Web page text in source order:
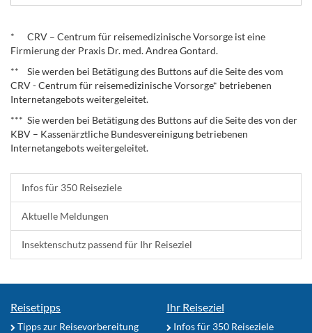
* CRV – Centrum für reisemedizinische Vorsorge ist eine
Firmierung der Praxis Dr. med. Andrea Gontard.
** Sie werden bei Betätigung des Buttons auf die Seite des vom
CRV - Centrum für reisemedizinische Vorsorge* betriebenen
Internetangebots weitergeleitet.
*** Sie werden bei Betätigung des Buttons auf die Seite des von der
KBV – Kassenärztliche Bundesvereinigung betriebenen
Internetangebots weitergeleitet.
Infos für 350 Reiseziele
Aktuelle Meldungen
Insektenschutz passend für Ihr Reiseziel
Reisetipps
Tipps zur Reisevorbereitung
Ihr Reiseziel
Infos für 350 Reiseziele